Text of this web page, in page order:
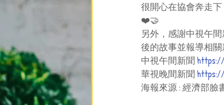
很開心在協會奔走
❤️🤝
另外，感謝中視午
後的故事並報導相
中視午間新聞
華視晚間新聞
海報來源 : 經濟部臉